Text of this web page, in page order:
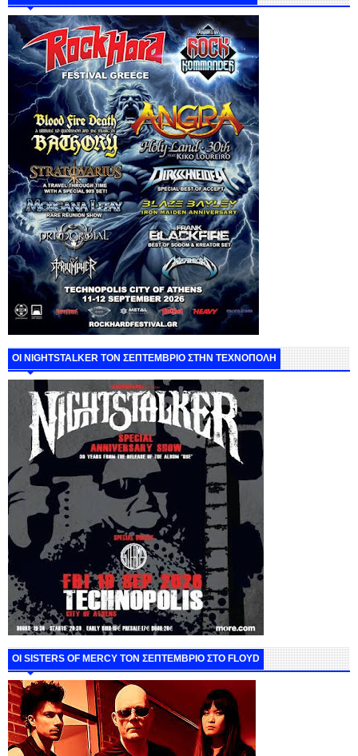
ΟΙ NIGHTSTALKER ΤΟΝ ΣΕΠΤΕΜΒΡΙΟ ΣΤΗΝ ΤΕΧΝΟΠΟΛΗ
ΟΙ SISTERS OF MERCY ΤΟΝ ΣΕΠΤΕΜΒΡΙΟ ΣΤΟ FLOYD